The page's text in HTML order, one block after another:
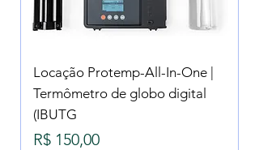
Locação Protemp-All-In-One |
Termômetro de globo digital
(IBUTG
Preço
R$ 150,00